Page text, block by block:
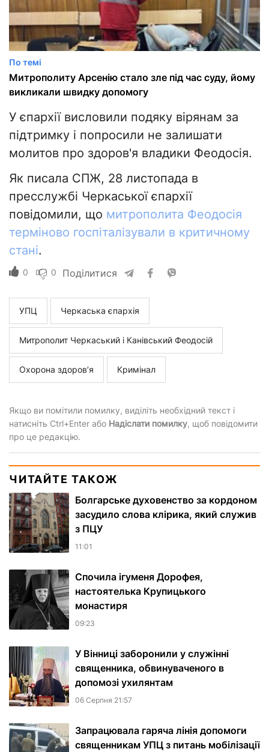
По темі
Митрополиту Арсенію стало зле під час суду, йому
викликали швидку допомогу
У єпархії висловили подяку вірянам за
підтримку і попросили не залишати
молитов про здоров'я владики Феодосія.
Як писала СПЖ, 28 листопада в
пресслужбі Черкаської єпархії
повідомили, що митрополита Феодосія
терміново госпіталізували в критичному
стані.
0 0 Поділитися
УПЦ Черкаська єпархія
Митрополит Черкаський і Канівський Феодосій
Охорона здоров’я Кримінал
Якщо ви помітили помилку, виділіть необхідний текст і
натисніть Ctrl+Enter або Надіслати помилку, щоб повідомити
про це редакцію.
ЧИТАЙТЕ ТАКОЖ
Болгарське духовенство за кордоном
засудило слова клірика, який служив
з ПЦУ
11:01
Спочила ігуменя Дорофея,
настоятелька Крупицького
монастиря
09:23
У Вінниці заборонили у служінні
священника, обвинуваченого в
допомозі ухилянтам
06 Серпня 21:57
Запрацювала гаряча лінія допомоги
священникам УПЦ з питань мобілізації